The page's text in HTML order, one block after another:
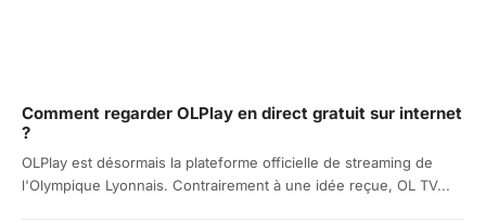
Comment regarder OLPlay en direct gratuit sur internet
?
OLPlay est désormais la plateforme officielle de streaming de
l'Olympique Lyonnais. Contrairement à une idée reçue, OL TV...